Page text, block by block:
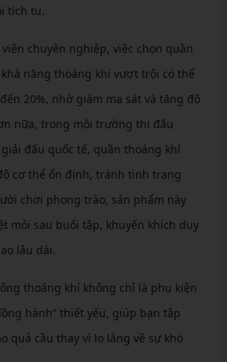
tích tụ.
chuyên nghiệp, việc chọn quần
khả năng thoáng khí vượt trội có thể
20%, nhờ giảm ma sát và tăng độ
nữa, trong môi trường thi đấu
đấu quốc tế, quần thoáng khí
cơ thể ổn định, tránh tình trạng
chơi phong trào, sản phẩm này
mỏi sau buổi tập, khuyến khích duy
lâu dài.
thoáng khí không chỉ là phụ kiện
hành” thiết yếu, giúp bạn tập
quả cầu thay vì lo lắng về sự khó